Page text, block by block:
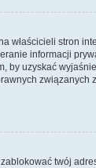
właścicieli stron
informacji
uzyskać
związanych
twój